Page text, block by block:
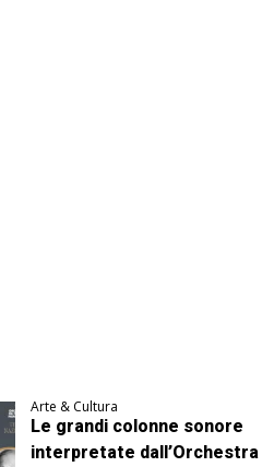
Arte & Cultura
Le grandi colonne sonore
interpretate dall’Orchestra